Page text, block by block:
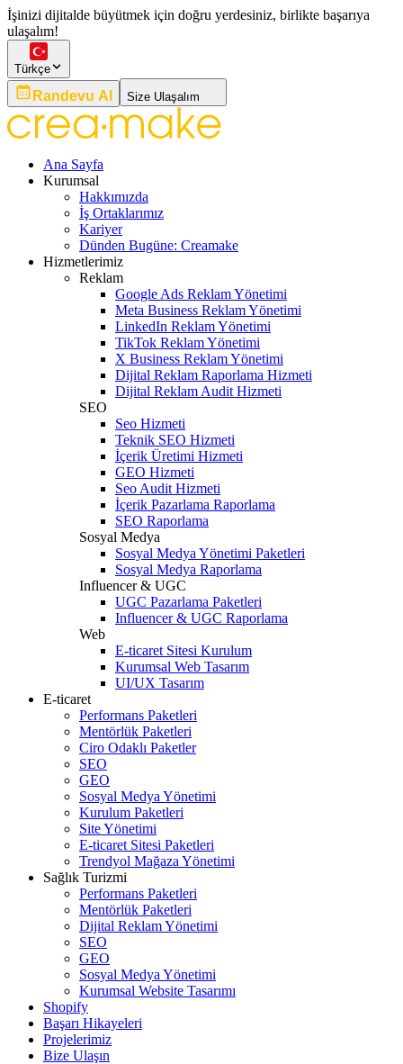
İşinizi dijitalde büyütmek için doğru yerdesiniz, birlikte başarıya
ulaşalım!
Türkçe
Randevu Al Size Ulaşalım
Ana Sayfa
Kurumsal
Hakkımızda
İş Ortaklarımız
Kariyer
Dünden Bugüne: Creamake
Hizmetlerimiz
Reklam
Google Ads Reklam Yönetimi
Meta Business Reklam Yönetimi
LinkedIn Reklam Yönetimi
TikTok Reklam Yönetimi
X Business Reklam Yönetimi
Dijital Reklam Raporlama Hizmeti
Dijital Reklam Audit Hizmeti
SEO
Seo Hizmeti
Teknik SEO Hizmeti
İçerik Üretimi Hizmeti
GEO Hizmeti
Seo Audit Hizmeti
İçerik Pazarlama Raporlama
SEO Raporlama
Sosyal Medya
Sosyal Medya Yönetimi Paketleri
Sosyal Medya Raporlama
Influencer & UGC
UGC Pazarlama Paketleri
Influencer & UGC Raporlama
Web
E-ticaret Sitesi Kurulum
Kurumsal Web Tasarım
UI/UX Tasarım
E-ticaret
Performans Paketleri
Mentörlük Paketleri
Ciro Odaklı Paketler
SEO
GEO
Sosyal Medya Yönetimi
Kurulum Paketleri
Site Yönetimi
E-ticaret Sitesi Paketleri
Trendyol Mağaza Yönetimi
Sağlık Turizmi
Performans Paketleri
Mentörlük Paketleri
Dijital Reklam Yönetimi
SEO
GEO
Sosyal Medya Yönetimi
Kurumsal Website Tasarımı
Shopify
Başarı Hikayeleri
Projelerimiz
Bize Ulaşın